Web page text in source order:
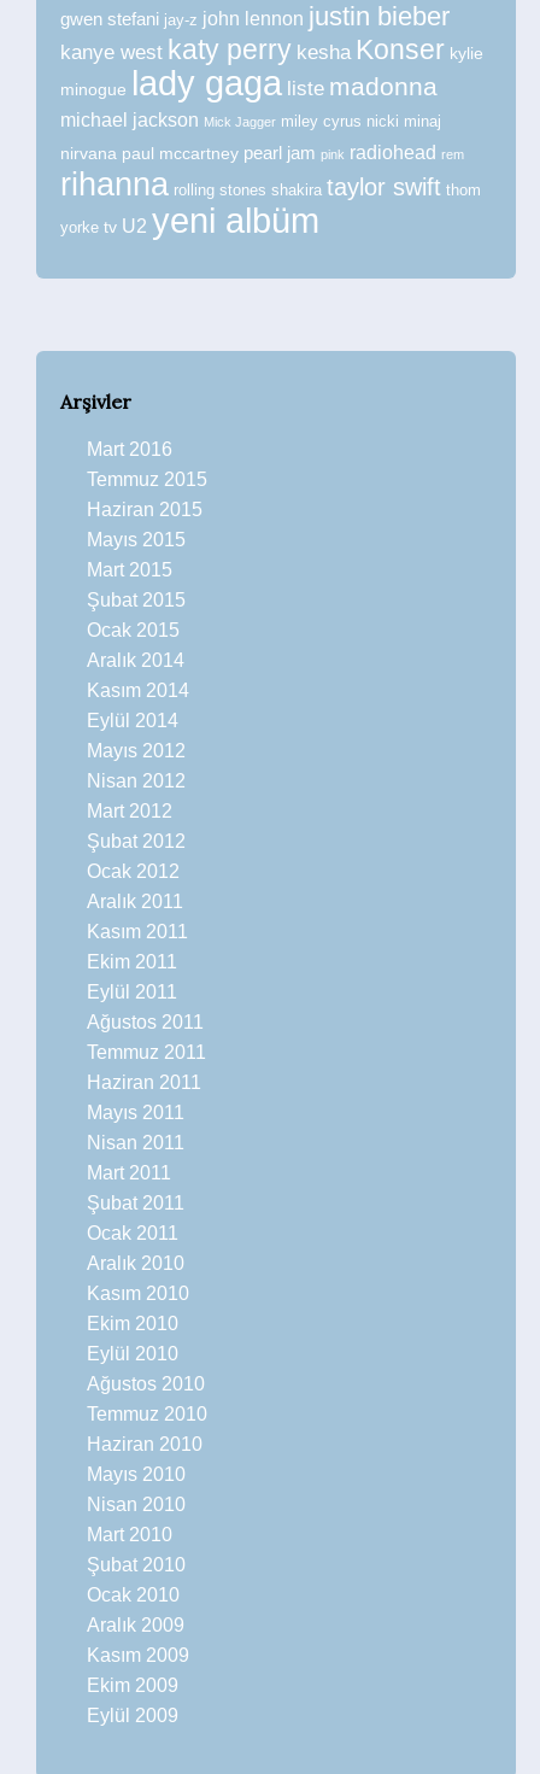
gwen stefani jay-z john lennon justin bieber
kanye west katy perry kesha Konser kylie
minogue lady gaga liste madonna
michael jackson Mick Jagger miley cyrus nicki minaj
nirvana paul mccartney pearl jam pink radiohead rem
rihanna rolling stones shakira taylor swift thom
yorke tv U2 yeni albüm
Arşivler
Mart 2016
Temmuz 2015
Haziran 2015
Mayıs 2015
Mart 2015
Şubat 2015
Ocak 2015
Aralık 2014
Kasım 2014
Eylül 2014
Mayıs 2012
Nisan 2012
Mart 2012
Şubat 2012
Ocak 2012
Aralık 2011
Kasım 2011
Ekim 2011
Eylül 2011
Ağustos 2011
Temmuz 2011
Haziran 2011
Mayıs 2011
Nisan 2011
Mart 2011
Şubat 2011
Ocak 2011
Aralık 2010
Kasım 2010
Ekim 2010
Eylül 2010
Ağustos 2010
Temmuz 2010
Haziran 2010
Mayıs 2010
Nisan 2010
Mart 2010
Şubat 2010
Ocak 2010
Aralık 2009
Kasım 2009
Ekim 2009
Eylül 2009